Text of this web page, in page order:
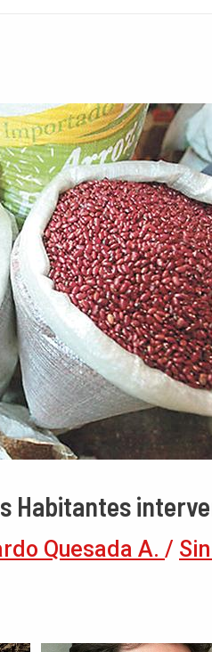
Habitantes
Quesada A. /